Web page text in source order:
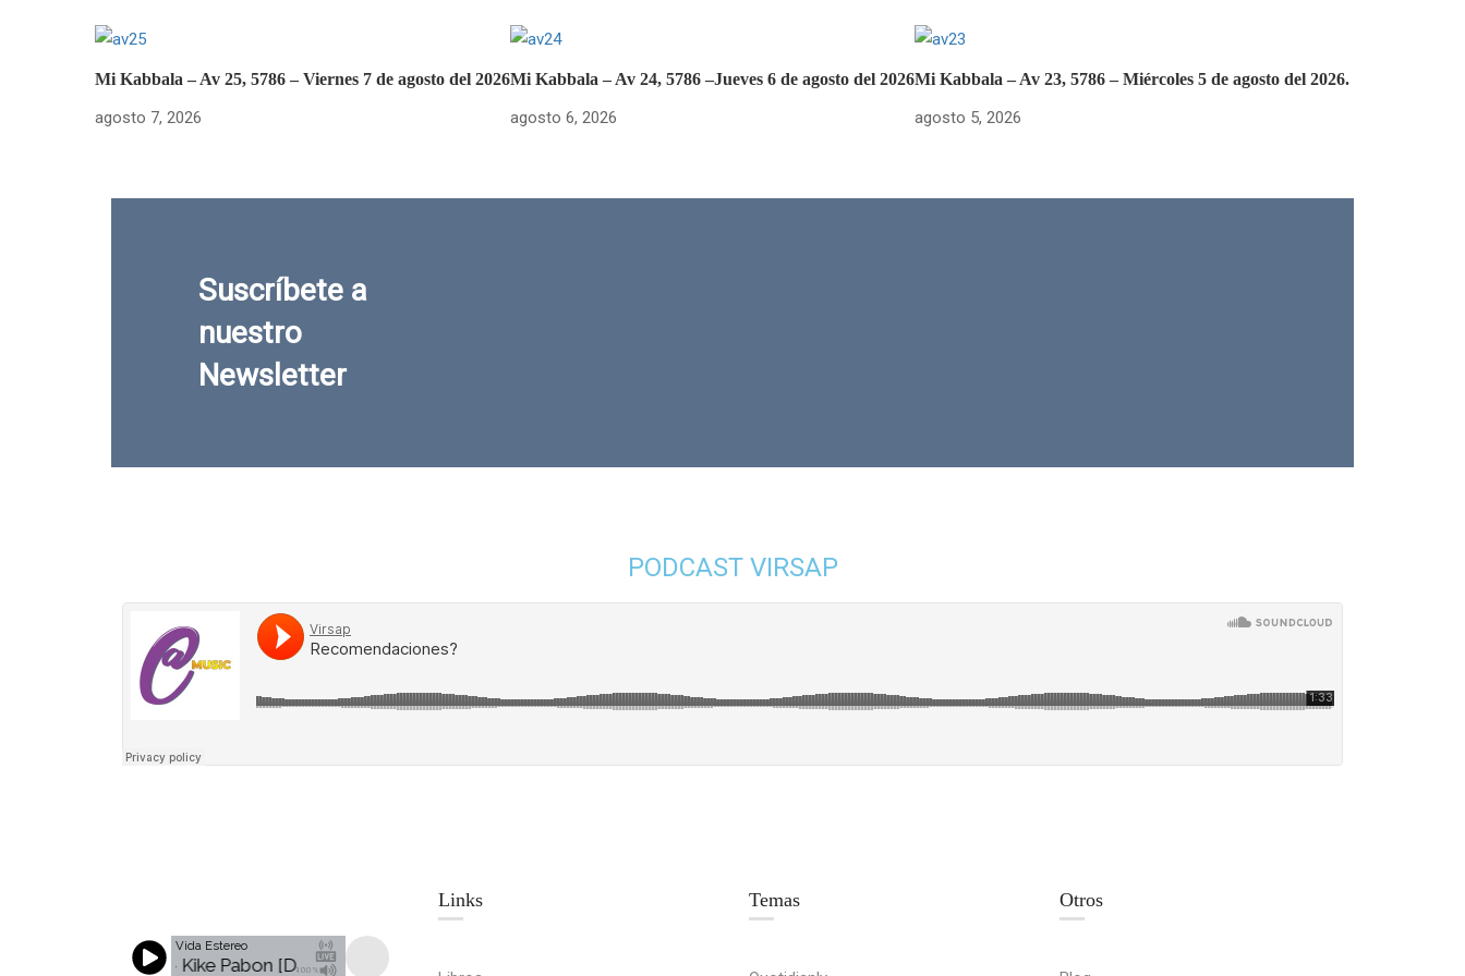
Mi Kabbala – Av 25, 5786 – Viernes 7 de agosto del 2026
agosto 7, 2026
Mi Kabbala – Av 24, 5786 –Jueves 6 de agosto del 2026
agosto 6, 2026
Mi Kabbala – Av 23, 5786 – Miércoles 5 de agosto del 2026.
agosto 5, 2026
Suscríbete a
nuestro
Newsletter
PODCAST VIRSAP
100%
Vida Estereo
Aun asi me amas - Kike Pabon [DAH] 0456 Aun asi me amas - Kike Pabon [DAH]
Links​ Temas Otros